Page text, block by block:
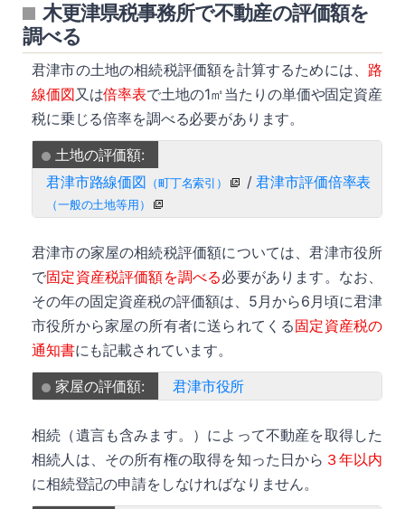
木更津県税事務所で不動産の評価額を
調べる
君津市の土地の相続税評価額を計算するためには、 路
線価図又は倍率表で土地の1㎡当たりの単価や固定資産
税に乗じる倍率を調べる必要があります。
土地の評価額:
君津市路線価図 （町丁名索引） /君津市評価倍率表
（一般の土地等用）
君津市の家屋の相続税評価額については、君津市役所
で固定資産税評価額を調べる必要があります。なお、
その年の固定資産税の評価額は、5月から6月頃に君津
市役所から家屋の所有者に送られてくる固定資産税の
通知書にも記載されています。
家屋の評価額:
君津市役所
相続（遺言も含みます。）によって不動産を取得した
相続人は、その所有権の取得を知った日から ３年以内
に相続登記の申請をしなければなりません。